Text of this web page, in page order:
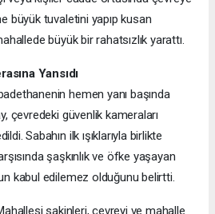
büyük tuvaletini yapıp kusan
büyük bir rahatsızlık yarattı.
Yansıdı
hemen yanı başında
çevredeki güvenlik kameraları
Sabahın ilk ışıklarıyla birlikte
şaşkınlık ve öfke yaşayan
kabul edilemez olduğunu belirtti.